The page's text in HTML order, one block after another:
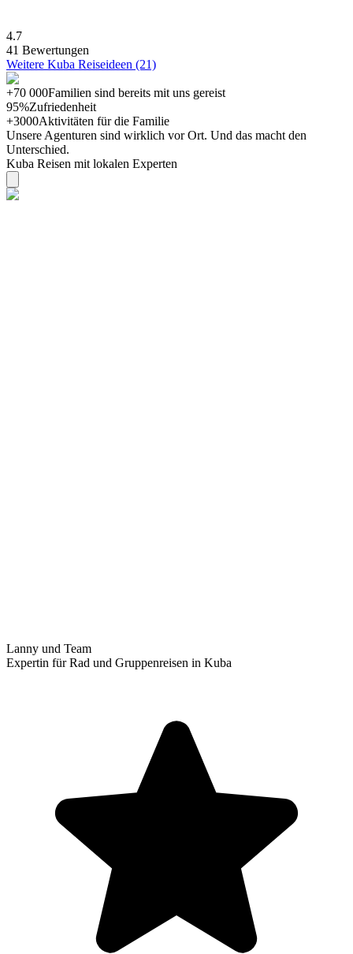
4.7
41 Bewertungen
Weitere Kuba Reiseideen (21)
+70 000Familien sind bereits mit uns gereist
95%Zufriedenheit
+3000Aktivitäten für die Familie
Unsere Agenturen sind wirklich vor Ort. Und das macht den
Unterschied.
Kuba Reisen mit lokalen Experten
Lanny und Team
Expertin für Rad und Gruppenreisen in Kuba